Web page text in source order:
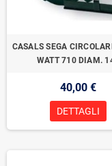
CASALS SEGA
WATT 710 DIAM.
40,00 €
DETTAGLI